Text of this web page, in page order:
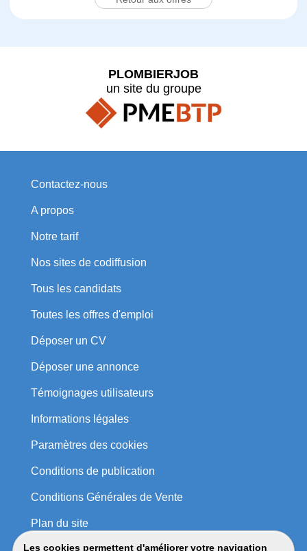
Les cookies permettent d'améliorer votre navigation
PLOMBIERJOB
un site du groupe
Contactez-nous
A propos
Notre tarif
Nos sites de codiffusion
Tous les candidats
Toutes les offres d'emploi
Déposer un CV
Déposer une annonce
Témoignages utilisateurs
Informations légales
Paramètres des cookies
Conditions de publication
Conditions Générales de Vente
Plan du site